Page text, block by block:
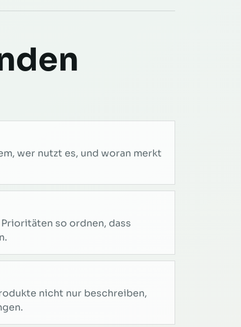
wer nutzt es, und woran merkt
so ordnen, dass
nicht nur beschreiben,